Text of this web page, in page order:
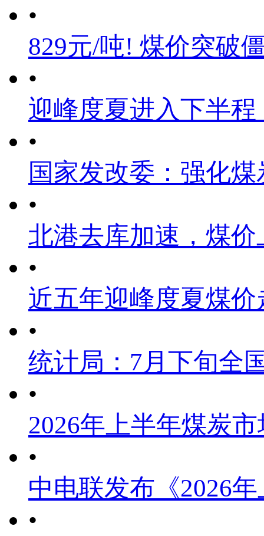
•
829元/吨! 煤价突破
•
迎峰度夏进入下半
•
国家发改委：强化
•
北港去库加速，煤
•
近五年迎峰度夏煤价
•
统计局：7月下旬全
•
2026年上半年煤炭
•
中电联发布《2026
•